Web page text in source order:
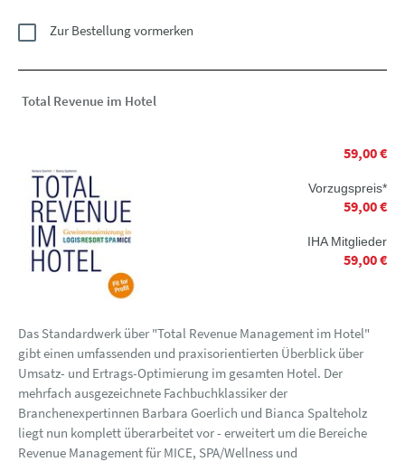
Zur Bestellung vormerken
Total Revenue im Hotel
59,00 €
Vorzugspreis*
59,00 €
IHA Mitglieder
59,00 €
Das Standardwerk über "Total Revenue Management im Hotel"
gibt einen umfassenden und praxisorientierten Überblick über
Umsatz- und Ertrags-Optimierung im gesamten Hotel. Der
mehrfach ausgezeichnete Fachbuchklassiker der
Branchenexpertinnen Barbara Goerlich und Bianca Spalteholz
liegt nun komplett überarbeitet vor - erweitert um die Bereiche
Revenue Management für MICE, SPA/Wellness und